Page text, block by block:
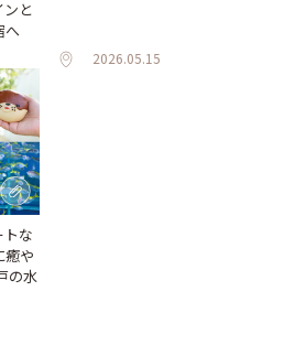
ンと
へ
2026.05.15
トな
癒や
の水